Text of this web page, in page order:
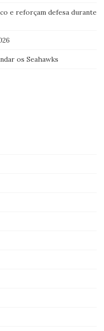
e reforçam defesa durante
os Seahawks